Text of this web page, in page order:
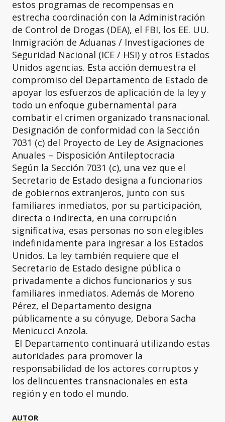
estos programas de recompensas en
estrecha coordinación con la Administración
de Control de Drogas (DEA), el FBI, los EE. UU.
Inmigración de Aduanas / Investigaciones de
Seguridad Nacional (ICE / HSI) y otros Estados
Unidos agencias. Esta acción demuestra el
compromiso del Departamento de Estado de
apoyar los esfuerzos de aplicación de la ley y
todo un enfoque gubernamental para
combatir el crimen organizado transnacional.
Designación de conformidad con la Sección
7031 (c) del Proyecto de Ley de Asignaciones
Anuales – Disposición Antileptocracia
Según la Sección 7031 (c), una vez que el
Secretario de Estado designa a funcionarios
de gobiernos extranjeros, junto con sus
familiares inmediatos, por su participación,
directa o indirecta, en una corrupción
significativa, esas personas no son elegibles
indefinidamente para ingresar a los Estados
Unidos. La ley también requiere que el
Secretario de Estado designe pública o
privadamente a dichos funcionarios y sus
familiares inmediatos. Además de Moreno
Pérez, el Departamento designa
públicamente a su cónyuge, Debora Sacha
Menicucci Anzola.
El Departamento continuará utilizando estas
autoridades para promover la
responsabilidad de los actores corruptos y
los delincuentes transnacionales en esta
región y en todo el mundo.
AUTOR